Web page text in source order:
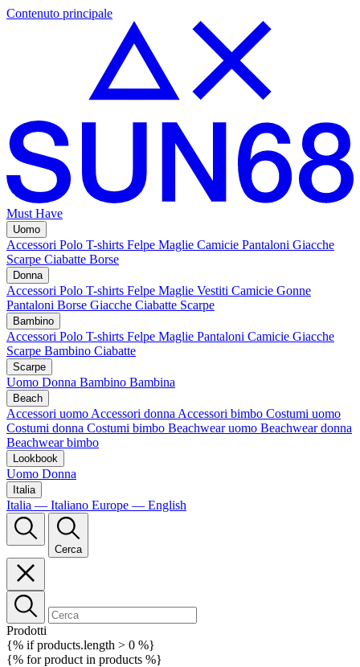
Contenuto principale
Must Have
Uomo
Accessori Polo T-shirts Felpe Maglie Camicie Pantaloni Giacche
Scarpe Ciabatte Borse
Donna
Accessori Polo T-shirts Felpe Maglie Vestiti Camicie Gonne
Pantaloni Borse Giacche Ciabatte Scarpe
Bambino
Accessori Polo T-shirts Felpe Maglie Pantaloni Camicie Giacche
Scarpe Bambino Ciabatte
Scarpe
Uomo Donna Bambino Bambina
Beach
Accessori uomo Accessori donna Accessori bimbo Costumi uomo
Costumi donna Costumi bimbo Beachwear uomo Beachwear donna
Beachwear bimbo
Lookbook
Uomo Donna
Italia
Italia — Italiano Europe — English
Cerca
Prodotti
{% if products.length > 0 %}
{% for product in products %}